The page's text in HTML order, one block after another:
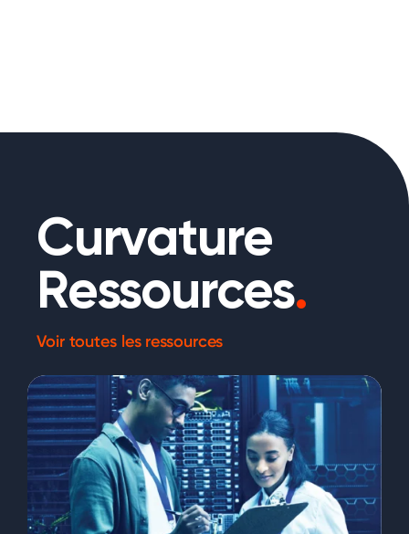
Curvature
Ressources.
Voir toutes les ressources